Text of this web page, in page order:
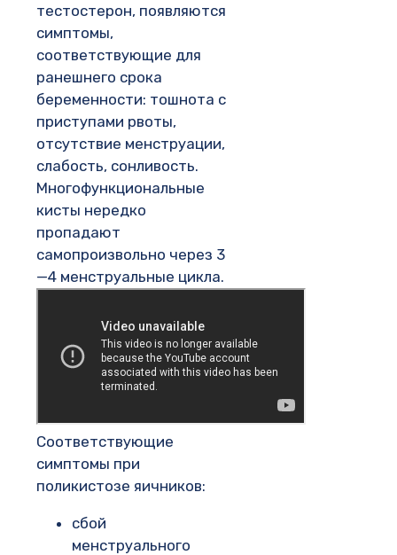
тестостерон, появляются
симптомы,
соответствующие для
ранешнего срока
беременности: тошнота с
приступами рвоты,
отсутствие менструации,
слабость, сонливость.
Многофункциональные
кисты нередко
пропадают
самопроизвольно через 3
—4 менструальные цикла.
Соответствующие
симптомы при
поликистозе яичников:
сбой
менструального